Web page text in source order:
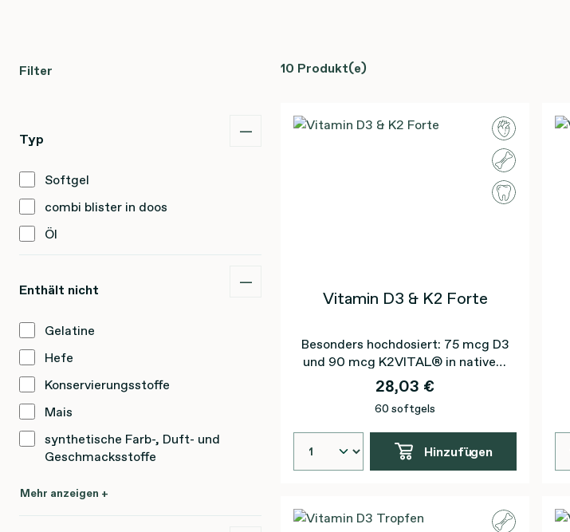
Filter
Typ
Softgel
combi blister in doos
Öl
Enthält nicht
Gelatine
Hefe
Konservierungsstoffe
Mais
synthetische Farb-, Duft- und
Geschmacksstoffe
Mehr anzeigen +
10 Produkt(e)
Vitamin D3 & K2 Forte
Besonders hochdosiert: 75 mcg D3
und 90 mcg K2VITAL® in nativem
Olivenöl extra
28,03 €
60 softgels
Hinzufügen